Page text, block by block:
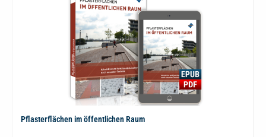
Pflasterflächen im öffentlichen Raum